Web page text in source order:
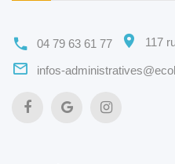
04 79 63 61 77 117
infos-